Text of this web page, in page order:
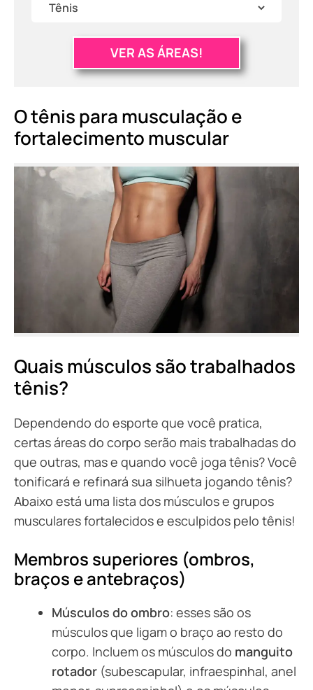
VER AS ÁREAS!
O tênis para musculação e
fortalecimento muscular
Quais músculos são trabalhados
tênis?
Dependendo do esporte que você pratica,
certas áreas do corpo serão mais trabalhadas do
que outras, mas e quando você joga tênis? Você
tonificará e refinará sua silhueta jogando tênis?
Abaixo está uma lista dos músculos e grupos
musculares fortalecidos e esculpidos pelo tênis!
Membros superiores (ombros,
braços e antebraços)
Músculos do ombro: esses são os
músculos que ligam o braço ao resto do
corpo. Incluem os músculos do manguito
rotador (subescapular, infraespinhal, anel